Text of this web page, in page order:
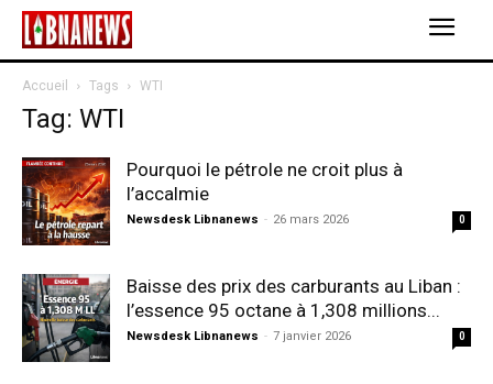
Accueil Tags WTI
Tag: WTI
Pourquoi le pétrole ne croit plus à
l’accalmie
Newsdesk Libnanews - 26 mars 2026 0
Baisse des prix des carburants au Liban :
l’essence 95 octane à 1,308 millions...
Newsdesk Libnanews - 7 janvier 2026 0